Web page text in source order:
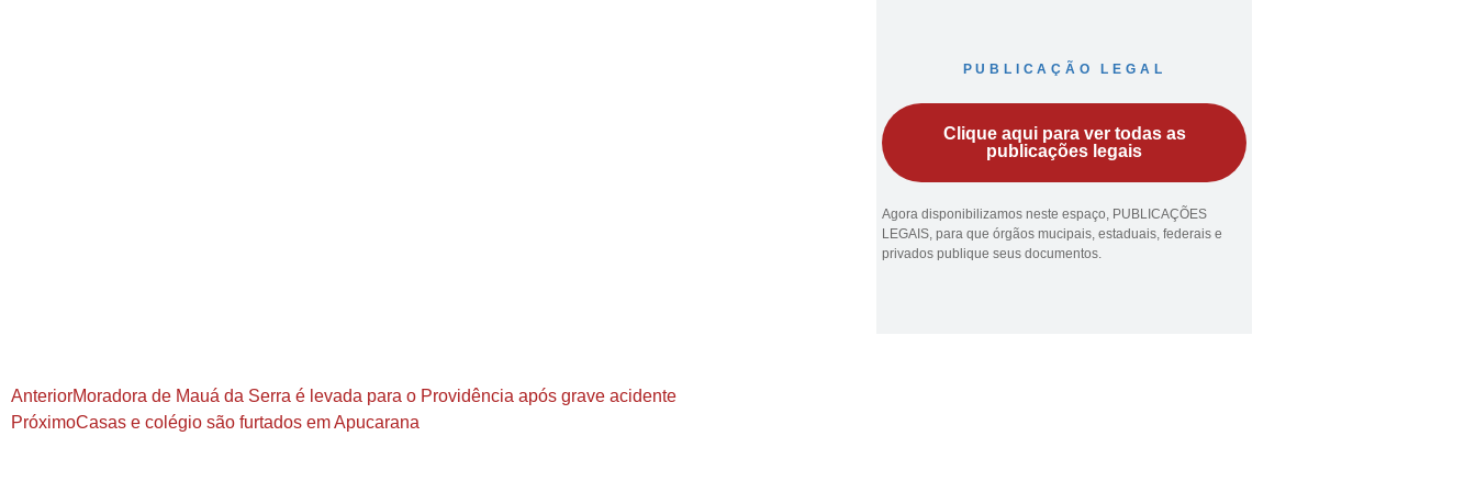
PUBLICAÇÃO LEGAL
Clique aqui para ver todas as
publicações legais
Agora disponibilizamos neste espaço, PUBLICAÇÕES
LEGAIS, para que órgãos mucipais, estaduais, federais e
privados publique seus documentos.
AnteriorMoradora de Mauá da Serra é levada para o Providência após grave acidente
PróximoCasas e colégio são furtados em Apucarana